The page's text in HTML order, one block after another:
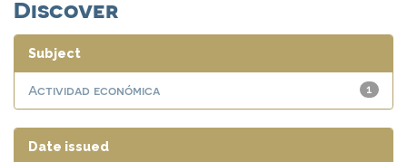
Discover
Subject
1
Actividad económica
Date issued